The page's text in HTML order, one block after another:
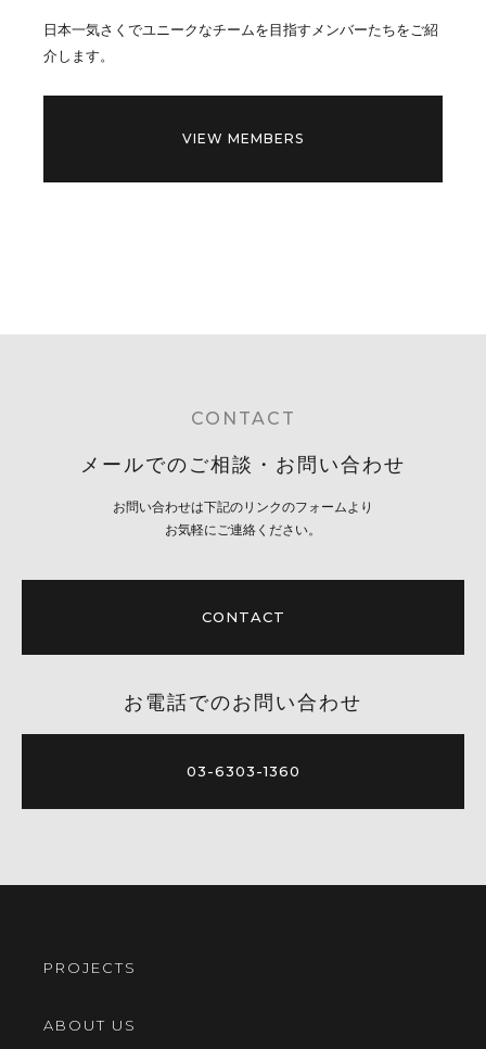
日本一気さくでユニークなチームを目指すメンバーたちをご紹
介します。
VIEW MEMBERS
CONTACT
メールでのご相談・お問い合わせ
お問い合わせは下記のリンクのフォームより
お気軽にご連絡ください。
CONTACT
お電話でのお問い合わせ
03-6303-1360
PROJECTS
ABOUT US